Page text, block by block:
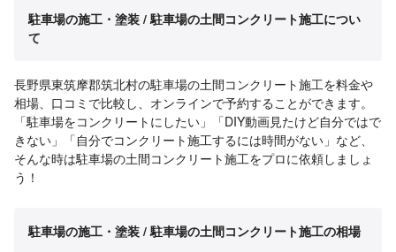
駐車場の施工・塗装 / 駐車場の土間コンクリート施工につい
て
長野県東筑摩郡筑北村の駐車場の土間コンクリート施工を料金や
相場、口コミで比較し、オンラインで予約することができます。
「駐車場をコンクリートにしたい」「DIY動画見たけど自分ではで
きない」「自分でコンクリート施工するには時間がない」など、
そんな時は駐車場の土間コンクリート施工をプロに依頼しましょ
う！
駐車場の施工・塗装 / 駐車場の土間コンクリート施工の相場